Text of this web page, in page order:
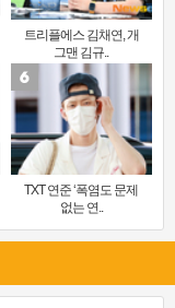
트리플에스 김채연, 개
그맨 김규..
TXT 연준 ‘폭염도 문제
없는 연..